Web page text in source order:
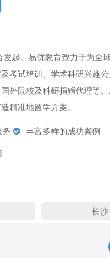
起。易优教育致力于为全
考试培训、学术科研兴趣
外院校及科研捐赠代理等
精准地留学方案。
丰富多样的成功案例
长沙